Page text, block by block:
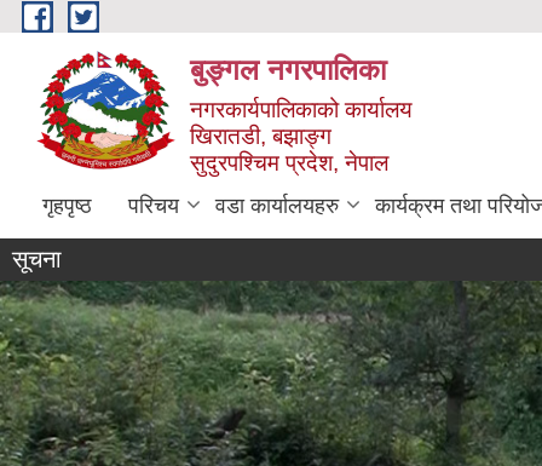
Skip to main content
बुङ्गल नगरपालिका
नगरकार्यपालिकाको कार्यालय
खिरातडी, बझाङ्ग
सुदुरपश्चिम प्रदेश, नेपाल
गृहपृष्ठ परिचय वडा कार्यालयहरु कार्यक्रम तथा
सूचना